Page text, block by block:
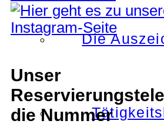
Die
Unser
die Nummer